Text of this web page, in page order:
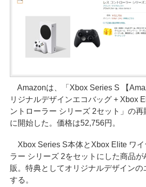
Amazonは、「Xbox Series S 【
リジナルデザインエコバッグ + Xbox
ントローラー シリーズ 2セット」の
に開始した。価格は52,756円。
Xbox Series S本体とXbox Elite ワイ
ラー シリーズ 2をセットにした商品
販。特典としてオリジナルデザインの
する。